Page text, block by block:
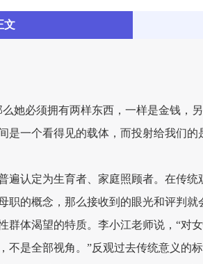
文
她必须拥有两样东西，一样是金钱，
是一个看得见的载体，而投射给我们
遍认定为生育者、家庭照顾者。在传统
职的概念，那么接收到的眼光和评判
群体渴望的特质。李小江老师说，“对
不是全部视角。”反观过去传统意义的